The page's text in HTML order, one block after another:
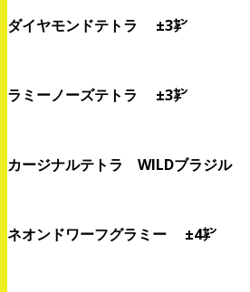
ダイヤモンドテトラ ±3㌢
ラミーノーズテトラ ±3㌢
カージナルテトラ WILDブラジル
ネオンドワーフグラミー ±4㌢